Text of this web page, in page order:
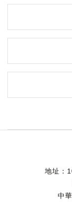
地址：
中